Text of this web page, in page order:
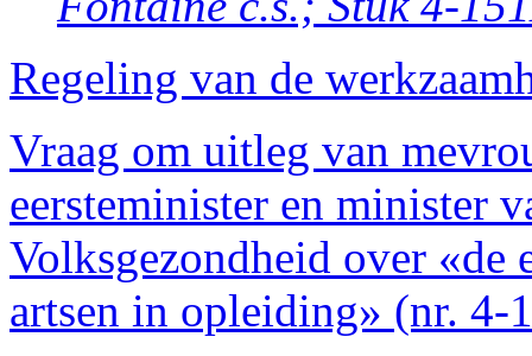
Regeling van de
Vraag om uitleg van
eersteminister en minister
Volksgezondheid over «de
artsen in opleiding» (nr. 4-